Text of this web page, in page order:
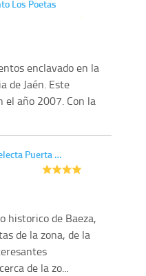
Los Poetas
enclavado en la
de Jaén. Este
año 2007. Con la
Puerta …
historico de Baeza,
de la zona, de la
de la zo...